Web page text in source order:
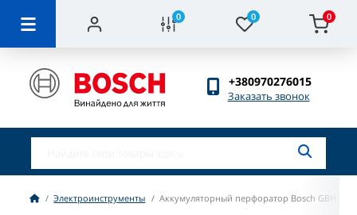
0 0 0
+380970276015
Заказать звонок
Электроинструменты Аккумуляторный перфоратор Bosch GBH